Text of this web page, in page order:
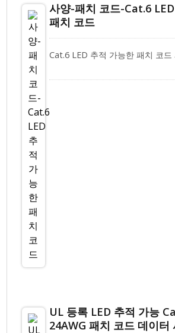
사양-패치 코드-Cat.6
패치 코드
Cat.6 LED 추적 가능한 패치 코드
UL 등록 LED 추적 가능
24AWG 패치 코드 데이터